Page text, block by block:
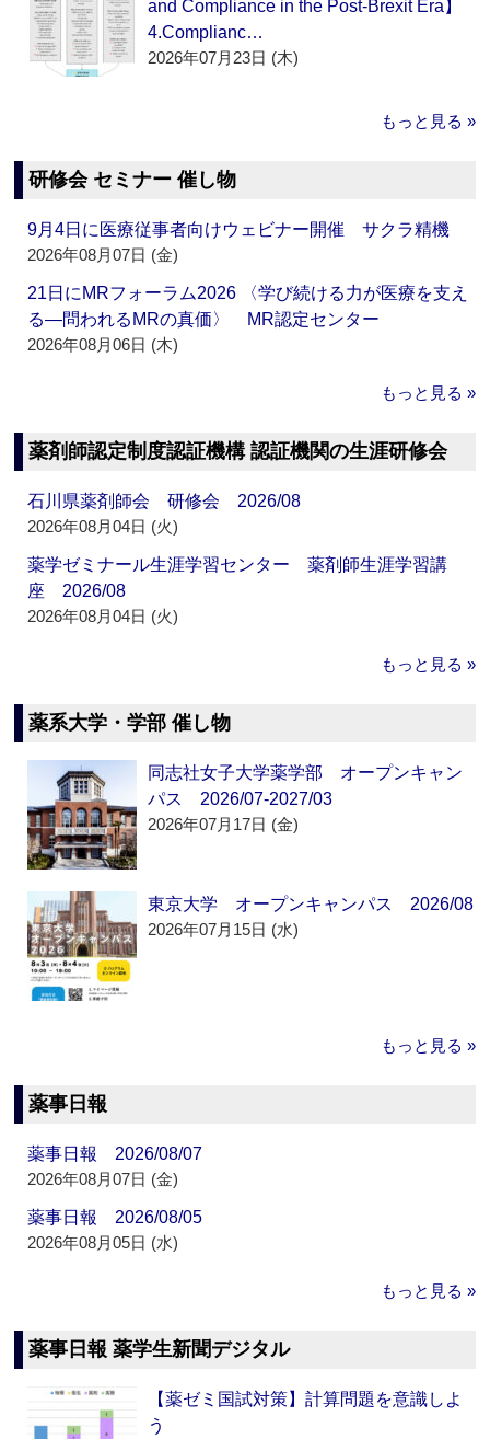
and Compliance in the Post-Brexit Era】
4.Complianc…
2026年07月23日 (木)
もっと見る »
研修会 セミナー 催し物
9月4日に医療従事者向けウェビナー開催 サクラ精機
2026年08月07日 (金)
21日にMRフォーラム2026 〈学び続ける力が医療を支え
る―問われるMRの真価〉 MR認定センター
2026年08月06日 (木)
もっと見る »
薬剤師認定制度認証機構 認証機関の生涯研修会
石川県薬剤師会 研修会 2026/08
2026年08月04日 (火)
薬学ゼミナール生涯学習センター 薬剤師生涯学習講
座 2026/08
2026年08月04日 (火)
もっと見る »
薬系大学・学部 催し物
同志社女子大学薬学部 オープンキャン
パス 2026/07-2027/03
2026年07月17日 (金)
東京大学 オープンキャンパス 2026/08
2026年07月15日 (水)
もっと見る »
薬事日報
薬事日報 2026/08/07
2026年08月07日 (金)
薬事日報 2026/08/05
2026年08月05日 (水)
もっと見る »
薬事日報 薬学生新聞デジタル
【薬ゼミ国試対策】計算問題を意識しよ
う